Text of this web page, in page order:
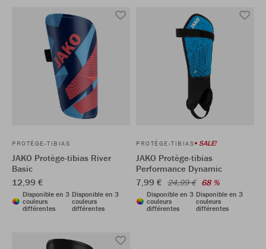
PROTÈGE-TIBIAS
JAKO Protège-tibias River
Basic
12,99 €
Disponible en 3
couleurs
différentes
Disponible en 3
couleurs
différentes
PROTÈGE-TIBIAS SALE!
JAKO Protège-tibias
Performance Dynamic
7,99 € 24,99 € 68 %
Disponible en 3
couleurs
différentes
Disponible en 3
couleurs
différentes